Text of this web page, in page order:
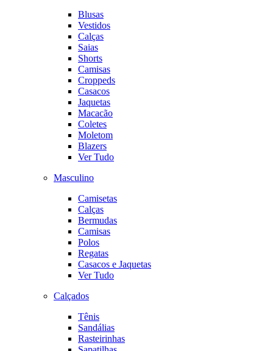
Blusas
Vestidos
Calças
Saias
Shorts
Camisas
Croppeds
Casacos
Jaquetas
Macacão
Coletes
Moletom
Blazers
Ver Tudo
Masculino
Camisetas
Calças
Bermudas
Camisas
Polos
Regatas
Casacos e Jaquetas
Ver Tudo
Calçados
Tênis
Sandálias
Rasteirinhas